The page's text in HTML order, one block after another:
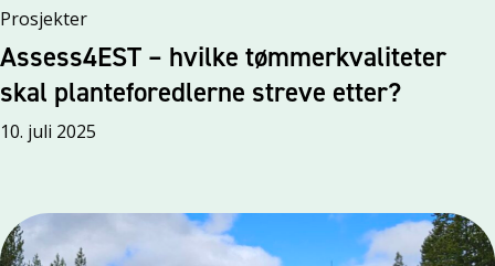
Prosjekter
Assess4EST – hvilke tømmerkvaliteter
skal planteforedlerne streve etter?
10. juli 2025